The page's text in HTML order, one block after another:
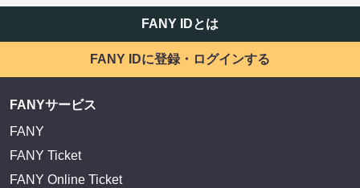
FANY IDとは
FANY IDに登録・ログインする
FANYサービス
FANY
FANY Ticket
FANY Online Ticket